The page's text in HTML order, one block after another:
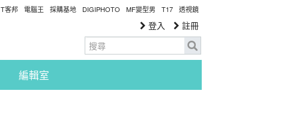
T客邦 電腦王 採購基地 DIGIPHOTO MF變型男 T17 透視鏡
登入 註冊
編輯室